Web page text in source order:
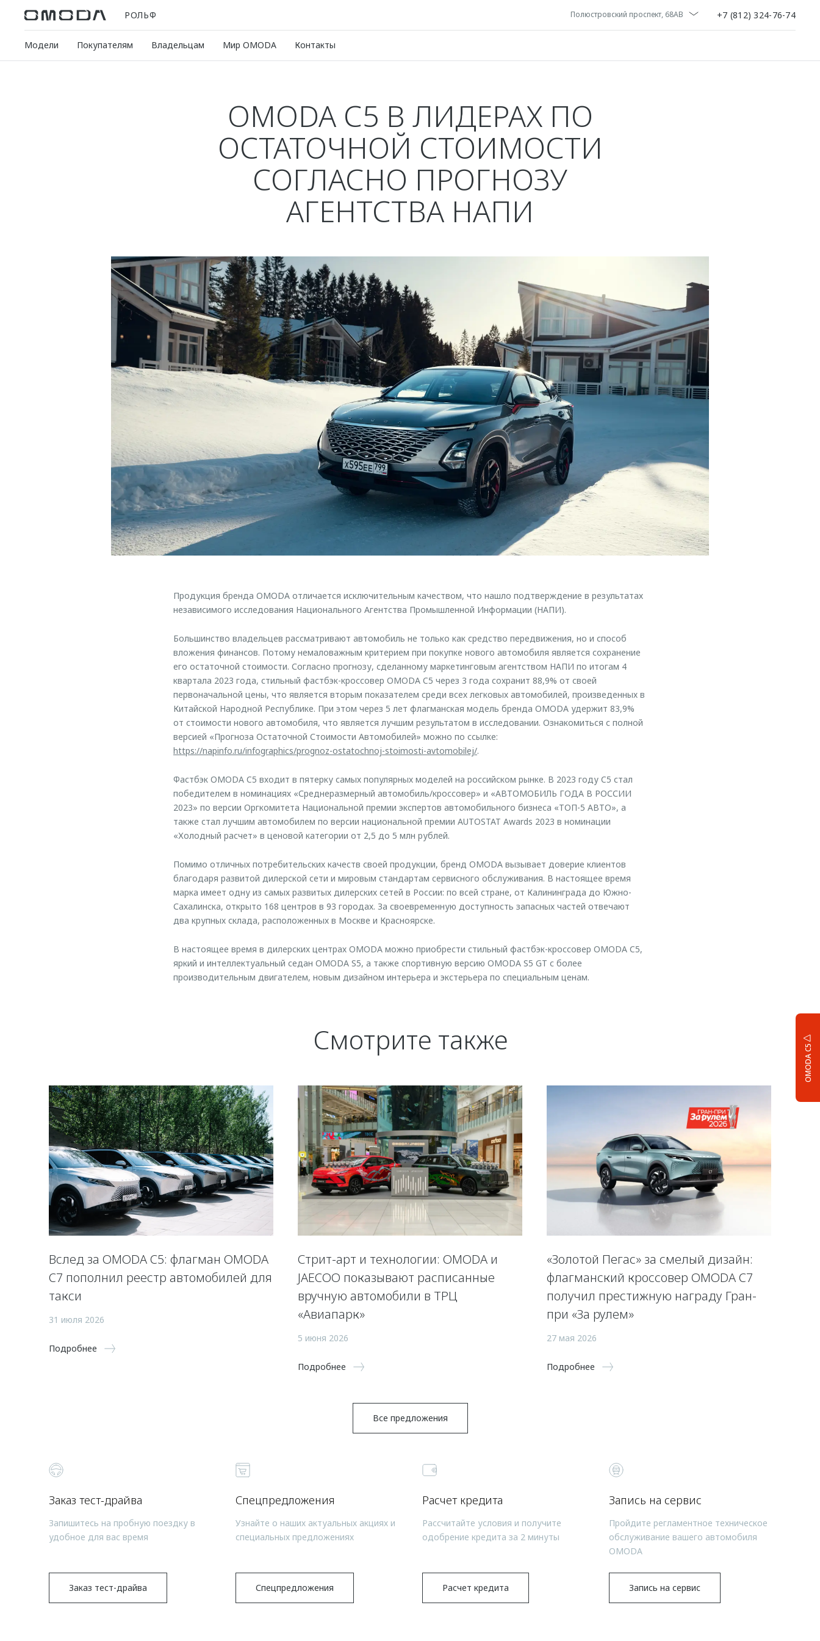
РОЛЬФ Полюстровский проспект, 68АВ +7 (812) 324-76-74
Модели Покупателям Владельцам Мир OMODA Контакты
OMODA C5
OMODA С5 В ЛИДЕРАХ ПО
ОСТАТОЧНОЙ СТОИМОСТИ
СОГЛАСНО ПРОГНОЗУ
АГЕНТСТВА НАПИ
Продукция бренда OMODA отличается исключительным качеством, что нашло подтверждение в результатах
независимого исследования Национального Агентства Промышленной Информации (НАПИ).
Большинство владельцев рассматривают автомобиль не только как средство передвижения, но и способ
вложения финансов. Потому немаловажным критерием при покупке нового автомобиля является сохранение
его остаточной стоимости. Согласно прогнозу, сделанному маркетинговым агентством НАПИ по итогам 4
квартала 2023 года, стильный фастбэк-кроссовер OMODA C5 через 3 года сохранит 88,9% от своей
первоначальной цены, что является вторым показателем среди всех легковых автомобилей, произведенных в
Китайской Народной Республике. При этом через 5 лет флагманская модель бренда OMODA удержит 83,9%
от стоимости нового автомобиля, что является лучшим результатом в исследовании. Ознакомиться с полной
версией «Прогноза Остаточной Стоимости Автомобилей» можно по ссылке:
https://napinfo.ru/infographics/prognoz-ostatochnoj-stoimosti-avtomobilej/.
Фастбэк OMODA C5 входит в пятерку самых популярных моделей на российском рынке. В 2023 году C5 стал
победителем в номинациях «Среднеразмерный автомобиль/кроссовер» и «АВТОМОБИЛЬ ГОДА В РОССИИ
2023» по версии Оргкомитета Национальной премии экспертов автомобильного бизнеса «ТОП-5 АВТО», а
также стал лучшим автомобилем по версии национальной премии AUTOSTAT Awards 2023 в номинации
«Холодный расчет» в ценовой категории от 2,5 до 5 млн рублей.
Помимо отличных потребительских качеств своей продукции, бренд OMODA вызывает доверие клиентов
благодаря развитой дилерской сети и мировым стандартам сервисного обслуживания. В настоящее время
марка имеет одну из самых развитых дилерских сетей в России: по всей стране, от Калининграда до Южно-
Сахалинска, открыто 168 центров в 93 городах. За своевременную доступность запасных частей отвечают
два крупных склада, расположенных в Москве и Красноярске.
В настоящее время в дилерских центрах OMODA можно приобрести стильный фастбэк-кроссовер OMODA C5,
яркий и интеллектуальный седан OMODA S5, а также спортивную версию OMODA S5 GT с более
производительным двигателем, новым дизайном интерьера и экстерьера по специальным ценам.
Смотрите также
Вслед за OMODA C5: флагман OMODA
C7 пополнил реестр автомобилей для
такси
31 июля 2026
Подробнее
Стрит-арт и технологии: OMODA и
JAECOO показывают расписанные
вручную автомобили в ТРЦ
«Авиапарк»
5 июня 2026
Подробнее
«Золотой Пегас» за смелый дизайн:
флагманский кроссовер OMODA C7
получил престижную награду Гран-
при «За рулем»
27 мая 2026
Подробнее
Все предложения
Заказ тест-драйва
Запишитесь на пробную поездку в
удобное для вас время
Заказ тест-драйва
Спецпредложения
Узнайте о наших актуальных акциях и
специальных предложениях
Спецпредложения
Расчет кредита
Рассчитайте условия и получите
одобрение кредита за 2 минуты
Расчет кредита
Запись на сервис
Пройдите регламентное техническое
обслуживание вашего автомобиля
OMODA
Запись на сервис